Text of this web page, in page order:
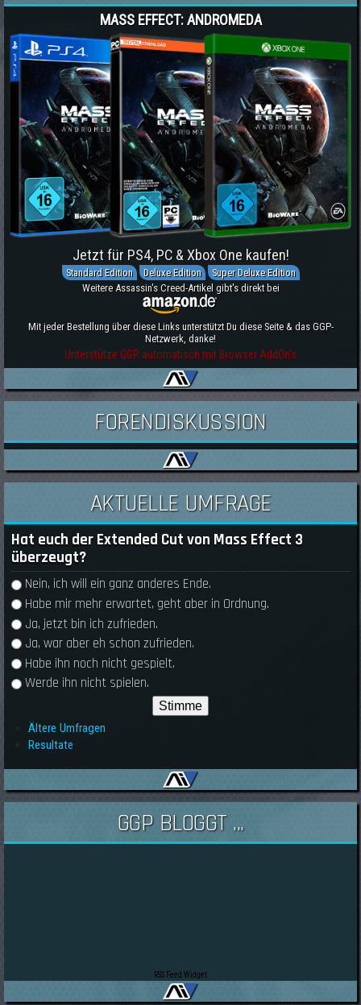
MASS EFFECT: ANDROMEDA
Jetzt für PS4, PC & Xbox One kaufen!
Standard Edition Deluxe Edition
Super Deluxe Edition
Weitere Assassin's Creed-Artikel gibt's direkt bei
Mit jeder Bestellung über diese Links unterstützt Du diese Seite & das GGP-
Netzwerk, danke!
Unterstütze GGP automatisch mit Browser AddOn's
FORENDISKUSSION
AKTUELLE UMFRAGE
Hat euch der Extended Cut von Mass Effect 3
überzeugt?
Auswahlmöglichkeiten
Nein, ich will ein ganz anderes Ende.
Habe mir mehr erwartet, geht aber in Ordnung.
Ja, jetzt bin ich zufrieden.
Ja, war aber eh schon zufrieden.
Habe ihn noch nicht gespielt.
Werde ihn nicht spielen.
Ältere Umfragen
Resultate
GGP BLOGGT ...
RSS Feed Widget